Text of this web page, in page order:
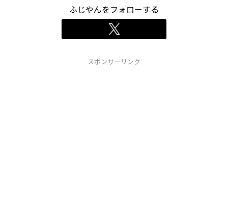
ふじやんをフォローする
スポンサーリンク